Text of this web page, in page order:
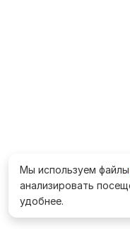
Мы используем файлы
анализировать
удобнее.